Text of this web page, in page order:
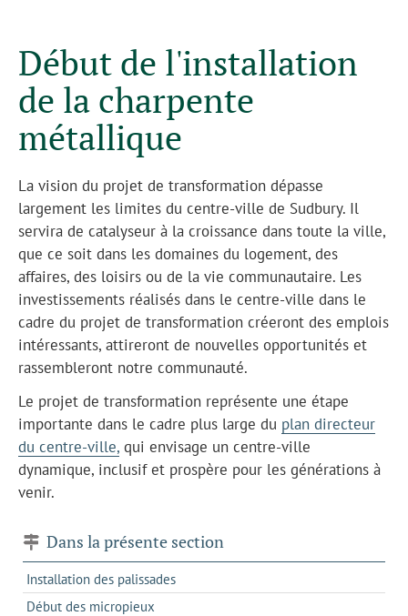
Début de l'installation
de la charpente
métallique
La vision du projet de transformation dépasse
largement les limites du centre-ville de Sudbury. Il
servira de catalyseur à la croissance dans toute la ville,
que ce soit dans les domaines du logement, des
affaires, des loisirs ou de la vie communautaire. Les
investissements réalisés dans le centre-ville dans le
cadre du projet de transformation créeront des emplois
intéressants, attireront de nouvelles opportunités et
rassembleront notre communauté.
Le projet de transformation représente une étape
importante dans le cadre plus large du plan directeur
du centre-ville, qui envisage un centre-ville
dynamique, inclusif et prospère pour les générations à
venir.
Dans la présente section
Installation des palissades
Début des micropieux